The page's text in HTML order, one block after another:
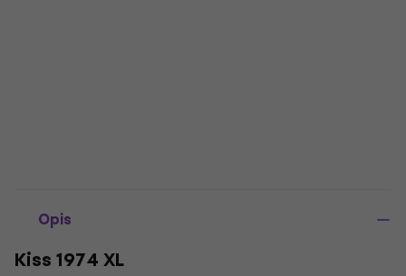
Opis
Kiss 1974 XL